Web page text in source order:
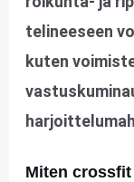
telineeseen
kuten
Miten